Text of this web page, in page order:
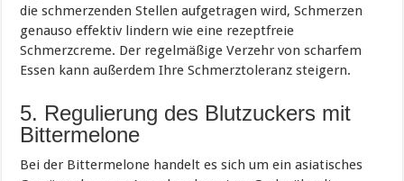
die schmerzenden Stellen aufgetragen wird, Schmerzen
genauso effektiv lindern wie eine rezeptfreie
Schmerzcreme. Der regelmäßige Verzehr von scharfem
Essen kann außerdem Ihre Schmerztoleranz steigern.
5. Regulierung des Blutzuckers mit
Bittermelone
Bei der Bittermelone handelt es sich um ein asiatisches